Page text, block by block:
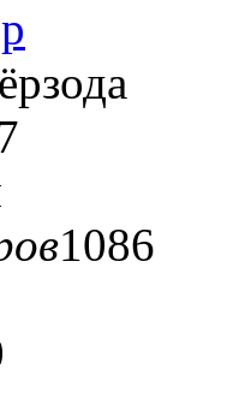
1086